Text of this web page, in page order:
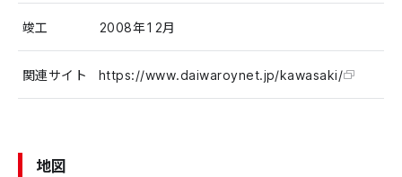
竣工 2008年12月
関連サイト https://www.daiwaroynet.jp/kawasaki/
地図